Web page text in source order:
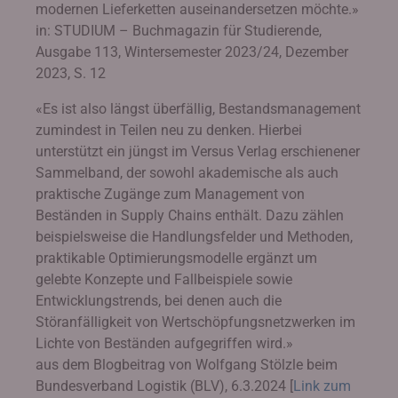
modernen Lieferketten auseinandersetzen möchte.»
in: STUDIUM – Buchmagazin für Studierende,
Ausgabe 113, Wintersemester 2023/24, Dezember
2023, S. 12
«Es ist also längst überfällig, Bestandsmanagement
zumindest in Teilen neu zu denken. Hierbei
unterstützt ein jüngst im Versus Verlag erschienener
Sammelband, der sowohl akademische als auch
praktische Zugänge zum Management von
Beständen in Supply Chains enthält. Dazu zählen
beispielsweise die Handlungsfelder und Methoden,
praktikable Optimierungsmodelle ergänzt um
gelebte Konzepte und Fallbeispiele sowie
Entwicklungstrends, bei denen auch die
Störanfälligkeit von Wertschöpfungsnetzwerken im
Lichte von Beständen aufgegriffen wird.»
aus dem Blogbeitrag von Wolfgang Stölzle beim
Bundesverband Logistik (BLV), 6.3.2024 [ Link zum